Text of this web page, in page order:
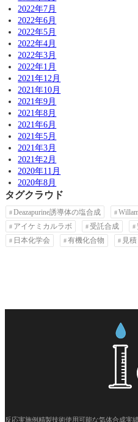
2022年7月
2022年6月
2022年5月
2022年4月
2022年3月
2022年1月
2021年12月
2021年10月
2021年9月
2021年8月
2021年6月
2021年5月
2021年3月
2021年2月
2020年11月
2020年8月
タグクラウド
Deazapurine誘導体の塩合成
アイケミカルラボ
受託合成
日本化学会
有機化合物 見積
反応実施例精製技術使用可能な気体合成実